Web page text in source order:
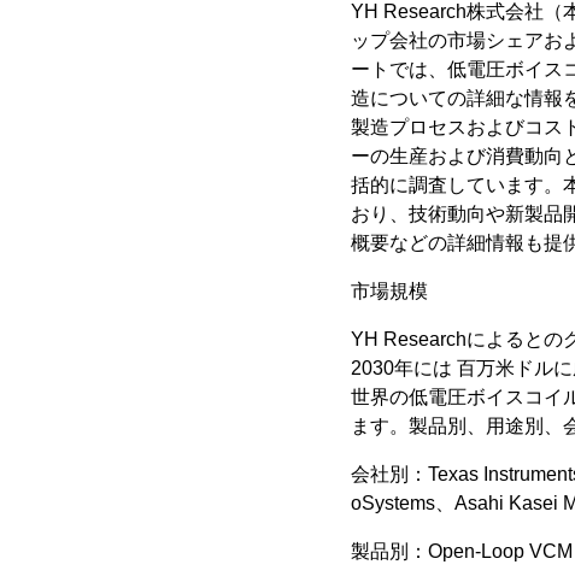
YH Research株式会社（
ップ会社の市場シェアお
ートでは、低電圧ボイス
造についての詳細な情報
製造プロセスおよびコス
ーの生産および消費動向
括的に調査しています。
おり、技術動向や新製品
概要などの詳細情報も提
市場規模
YH Researchによるとの
2030年には 百万米ドル
世界の低電圧ボイスコイ
ます。製品別、用途別、
会社別：Texas
oSystems、Asahi Kasei
製品別：Open-Loop